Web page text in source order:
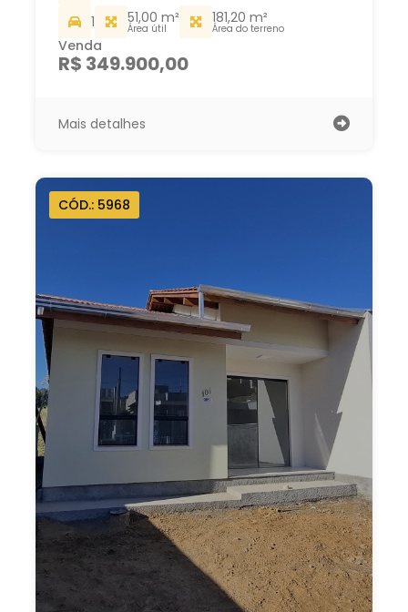
1
51,00 m²
Área útil
181,20 m²
Área do terreno
Venda
R$ 349.900,00
Mais detalhes
CÓD.: 5968